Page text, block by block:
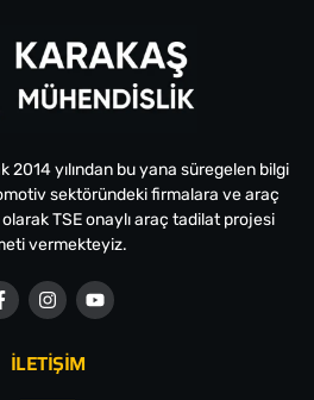
2014 yılından bu yana süregelen bilgi
sektöründeki firmalara ve araç
TSE onaylı araç tadilat projesi
vermekteyiz.
İLETİŞİM